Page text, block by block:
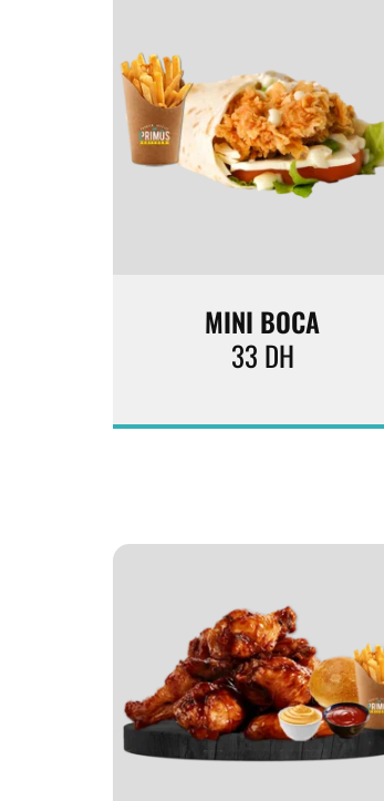
MINI BOCA
33 DH